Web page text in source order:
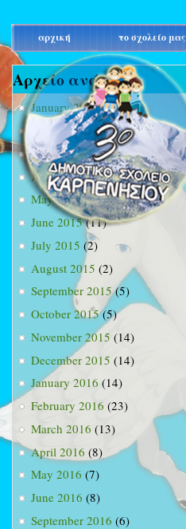
main_menu
αρχική το σχολείο μας
Αρχείο ανά μήνα
January 2015(3)
February 2015(9)
March 2015(34)
April 2015(15)
May 2015(13)
June 2015(11)
July 2015 (2)
August 2015 (2)
September 2015(5)
October 2015(5)
November 2015 (14)
December 2015 (14)
January 2016 (14)
February 2016 (23)
March 2016 (13)
April 2016 (8)
May 2016 (7)
June 2016 (8)
September 2016 (6)